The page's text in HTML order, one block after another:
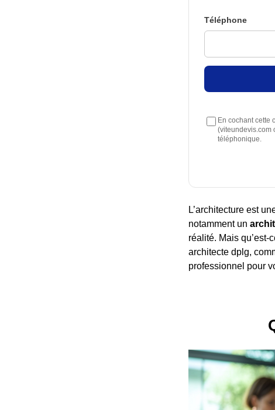
Téléphone
En cochant cette
(viteundevis.com
téléphonique.
L’architecture est
notamment un
réalité. Mais
architecte dplg,
professionnel pour